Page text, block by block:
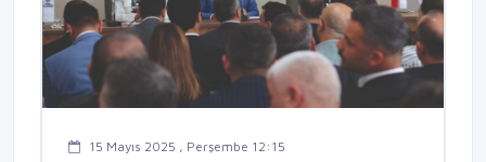
15 Mayıs 2025 , Perşembe 12:15